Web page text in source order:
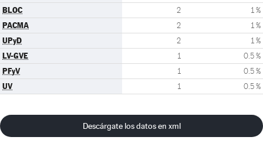
BLOC 2 1 %
PACMA 2 1 %
UPyD 2 1 %
LV-GVE 1 0.5 %
PFyV 1 0.5 %
UV 1 0.5 %
Descárgate los datos en xml